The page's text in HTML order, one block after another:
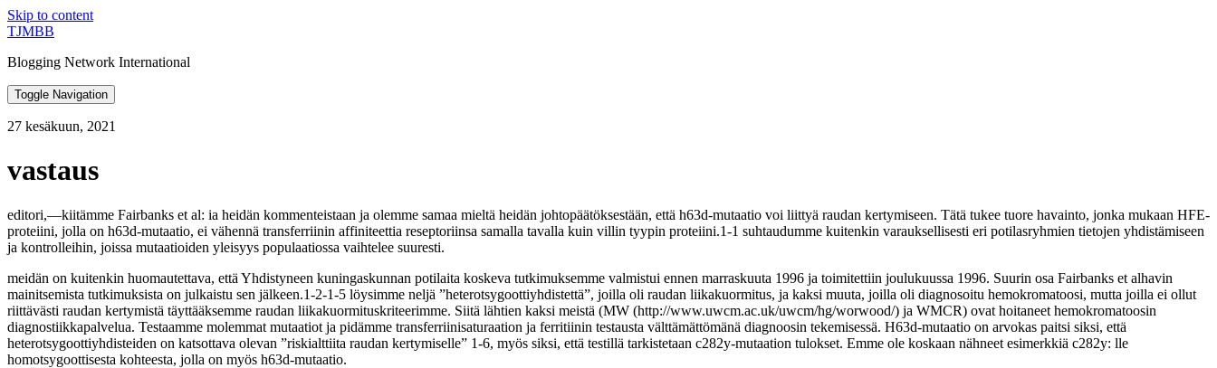
Skip to content
TJMBB
Blogging Network International
Toggle Navigation
27 kesäkuun, 2021
vastaus
editori,—kiitämme Fairbanks et al: ia heidän kommenteistaan ja olemme samaa mieltä heidän johtopäätöksestään, että h63d-mutaatio voi liittyä raudan kertymiseen. Tätä tukee tuore havainto, jonka mukaan HFE-
proteiini, jolla on h63d-mutaatio, ei vähennä transferriinin affiniteettia reseptoriinsa samalla tavalla kuin villin tyypin proteiini.1-1 suhtaudumme kuitenkin varauksellisesti eri potilasryhmien tietojen yhdistämiseen
ja kontrolleihin, joissa mutaatioiden yleisyys populaatiossa vaihtelee suuresti.
meidän on kuitenkin huomautettava, että Yhdistyneen kuningaskunnan potilaita koskeva tutkimuksemme valmistui ennen marraskuuta 1996 ja toimitettiin joulukuussa 1996. Suurin osa Fairbanks et alhavin
mainitsemista tutkimuksista on julkaistu sen jälkeen.1-2-1-5 löysimme neljä ”heterotsygoottiyhdistettä”, joilla oli raudan liikakuormitus, ja kaksi muuta, joilla oli diagnosoitu hemokromatoosi, mutta joilla ei ollut
riittävästi raudan kertymistä täyttääksemme raudan liikakuormituskriteerimme. Siitä lähtien kaksi meistä (MW (http://www.uwcm.ac.uk/uwcm/hg/worwood/) ja WMCR) ovat hoitaneet hemokromatoosin
diagnostiikkapalvelua. Testaamme molemmat mutaatiot ja pidämme transferriinisaturaation ja ferritiinin testausta välttämättömänä diagnoosin tekemisessä. H63d-mutaatio on arvokas paitsi siksi, että
heterotsygoottiyhdisteiden on katsottava olevan ”riskialttiita raudan kertymiselle” 1-6, myös siksi, että testillä tarkistetaan c282y-mutaation tulokset. Emme ole koskaan nähneet esimerkkiä c282y: lle
homotsygoottisesta kohteesta, jolla on myös h63d-mutaatio.